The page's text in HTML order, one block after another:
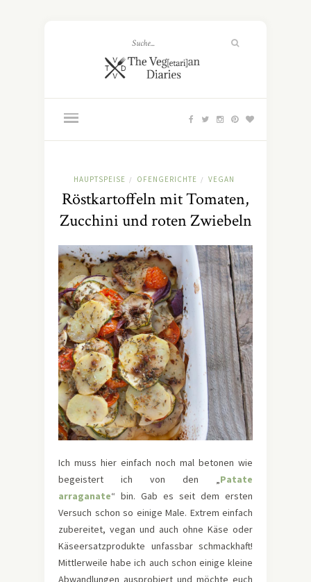
HAUPTSPEISE / OFENGERICHTE / VEGAN
Röstkartoffeln mit Tomaten,
Zucchini und roten Zwiebeln
Ich muss hier einfach noch mal betonen wie
begeistert ich von den „Patate
arraganate“ bin. Gab es seit dem ersten
Versuch schon so einige Male. Extrem einfach
zubereitet, vegan und auch ohne Käse oder
Käseersatzprodukte unfassbar schmackhaft!
Mittlerweile habe ich auch schon einige kleine
Abwandlungen ausprobiert und möchte euch